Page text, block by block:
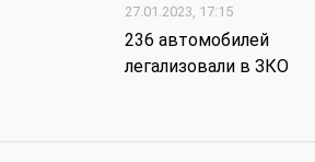
27.01.2023, 17:15
236 автомобилей
легализовали в ЗКО